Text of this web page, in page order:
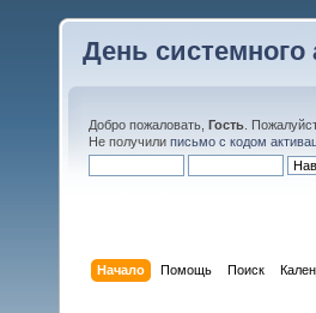
День системного
Добро пожаловать, Гость .
Не получили письмо с кодом
Начало Помощь Поиск